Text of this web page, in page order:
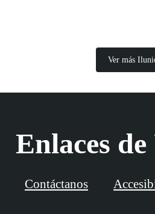
Ver más
Enlaces
Contáctanos